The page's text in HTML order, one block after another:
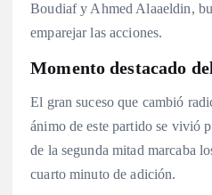
Boudiaf y Ahmed Alaaeldin,
emparejar las acciones.
Momento destacado
El gran suceso que cambió
ánimo de este partido se vivió
de la segunda mitad marcaba
cuarto minuto de adición.